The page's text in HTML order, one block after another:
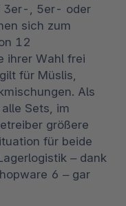
3er-, 5er- oder
sich zum
12
ihrer Wahl frei
für Müslis,
Als
Sets, im
größere
für beide
– dank
6 – gar